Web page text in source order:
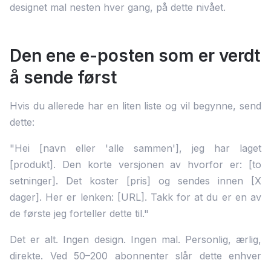
designet mal nesten hver gang, på dette nivået.
Den ene e-posten som er verdt
å sende først
Hvis du allerede har en liten liste og vil begynne, send
dette:
"Hei [navn eller 'alle sammen'], jeg har laget
[produkt]. Den korte versjonen av hvorfor er: [to
setninger]. Det koster [pris] og sendes innen [X
dager]. Her er lenken: [URL]. Takk for at du er en av
de første jeg forteller dette til."
Det er alt. Ingen design. Ingen mal. Personlig, ærlig,
direkte. Ved 50–200 abonnenter slår dette enhver